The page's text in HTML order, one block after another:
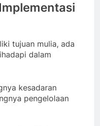
tujuan mulia, ada
dalam
kesadaran
pengelolaan